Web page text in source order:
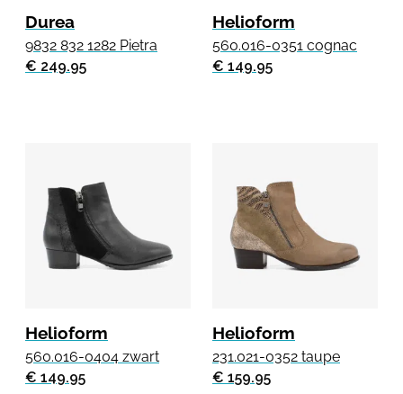
Durea
9832 832 1282 Pietra
€ 249.95
Helioform
560.016-0351 cognac
€ 149.95
Helioform
560.016-0404 zwart
€ 149.95
Helioform
231.021-0352 taupe
€ 159.95